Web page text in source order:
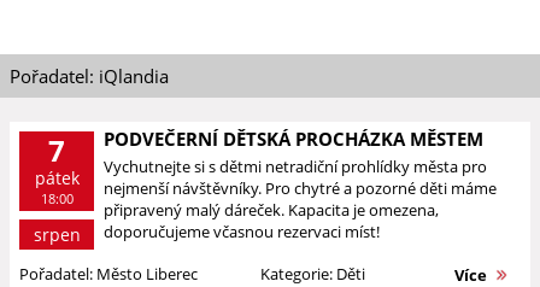
Pořadatel: iQlandia
7
pátek
18:00
srpen
PODVEČERNÍ DĚTSKÁ PROCHÁZKA MĚSTEM
Vychutnejte si s dětmi netradiční prohlídky města pro
nejmenší návštěvníky. Pro chytré a pozorné děti máme
připravený malý dáreček. Kapacita je omezena,
doporučujeme včasnou rezervaci míst!
Pořadatel: Město Liberec
Kategorie: Děti Více